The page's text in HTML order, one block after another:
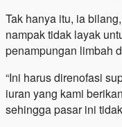
Tak hanya itu, ia
nampak tidak layak
penampungan limbah
“Ini harus direnofasi
iuran yang kami
sehingga pasar ini